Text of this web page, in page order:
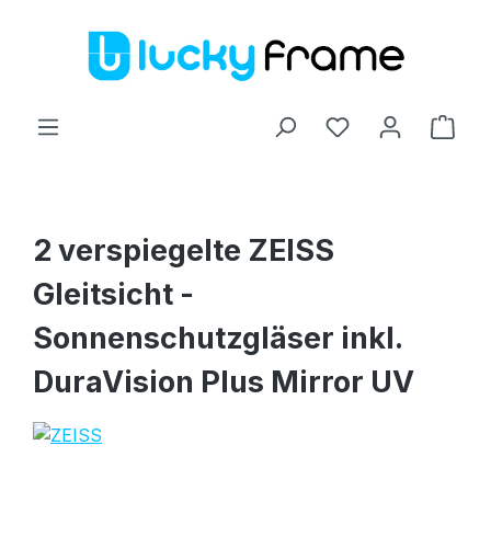
Zum Hauptinhalt springen
2 verspiegelte ZEISS
Gleitsicht -
Sonnenschutzgläser inkl.
DuraVision Plus Mirror UV